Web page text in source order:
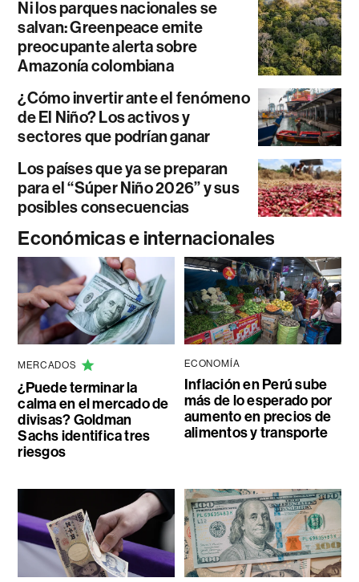
Ni los parques nacionales se
salvan: Greenpeace emite
preocupante alerta sobre
Amazonía colombiana
¿Cómo invertir ante el fenómeno
de El Niño? Los activos y
sectores que podrían ganar
Los países que ya se preparan
para el “Súper Niño 2026” y sus
posibles consecuencias
Económicas e internacionales
MERCADOS
¿Puede terminar la
calma en el mercado de
divisas? Goldman
Sachs identifica tres
riesgos
ECONOMÍA
Inflación en Perú sube
más de lo esperado por
aumento en precios de
alimentos y transporte